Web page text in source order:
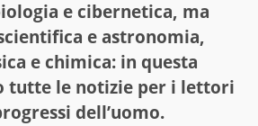
e cibernetica, ma
e astronomia,
e chimica: in questa
tutte le notizie per i lettori
dell’uomo.